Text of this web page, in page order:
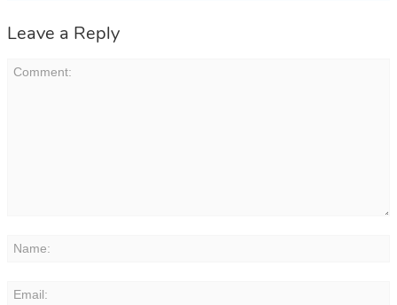
Leave a Reply